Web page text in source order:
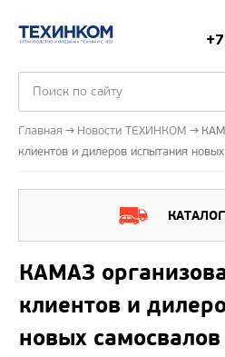
Главная Новости ТЕХИНКОМ
клиентов и дилеров испытания
КАМАЗ
клиентов и
новых самосвалов